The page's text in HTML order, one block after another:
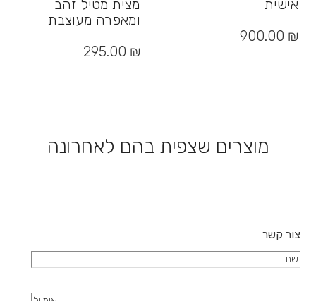
מצית מטיל זהב
ומאפרה מעוצבת
זה
האפשרויות
295.00 ₪
אישית
זה 900.00 ₪
מוצרים שצפית בהם לאחרונה
צור קשר